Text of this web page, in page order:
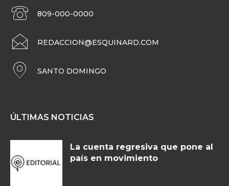
809-000-0000
REDACCION@ESQUINARD.COM
SANTO DOMINGO
ÚLTIMAS NOTICIAS
La cuenta regresiva que pone al
país en movimiento